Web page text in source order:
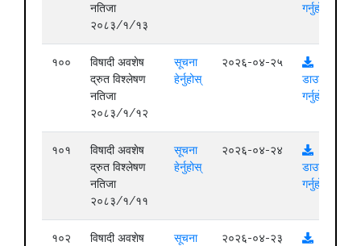
नतिजा
२०८३/१/१३
गर्नुहोस्
१००
विषादी अवशेष
द्रुत विश्लेषण
नतिजा
२०८३/१/१२
सूचना
हेर्नुहोस्
२०२६-०४-२५
डाउनलोड
गर्नुहोस्
१०१
विषादी अवशेष
द्रुत विश्लेषण
नतिजा
२०८३/१/११
सूचना
हेर्नुहोस्
२०२६-०४-२४
डाउनलोड
गर्नुहोस्
१०२
विषादी अवशेष
सूचना
२०२६-०४-२३